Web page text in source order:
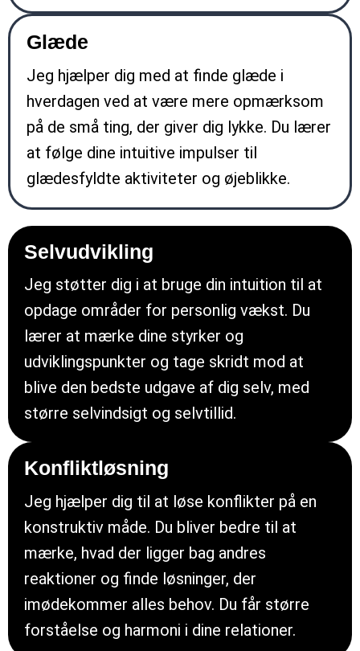
Glæde
Jeg hjælper dig med at finde glæde i
hverdagen ved at være mere opmærksom
på de små ting, der giver dig lykke. Du lærer
at følge dine intuitive impulser til
glædesfyldte aktiviteter og øjeblikke.
Selvudvikling
Jeg støtter dig i at bruge din intuition til at
opdage områder for personlig vækst. Du
lærer at mærke dine styrker og
udviklingspunkter og tage skridt mod at
blive den bedste udgave af dig selv, med
større selvindsigt og selvtillid.
Konfliktløsning
Jeg hjælper dig til at løse konflikter på en
konstruktiv måde. Du bliver bedre til at
mærke, hvad der ligger bag andres
reaktioner og finde løsninger, der
imødekommer alles behov. Du får større
forståelse og harmoni i dine relationer.